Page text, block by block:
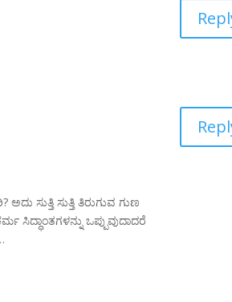
ಸುತ್ತಿ ಸುತ್ತಿ ತಿರುಗುವ ಗುಣ
ಒಪ್ಪುವುದಾದರೆ